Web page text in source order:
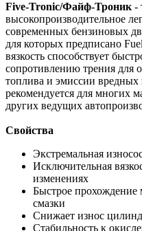
Five-Tronic/Файф-Троник -
высокопроизводительное
современных бензиновых
для которых предписано
вязкость способствует
сопротивлению трения для
топлива и эмиссии вредных
рекомендуется для многих
других ведущих
Свойства
Экстремальная
Исключительная
изменениях
Быстрое прохождение
смазки
Снижает износ
Стабильность к